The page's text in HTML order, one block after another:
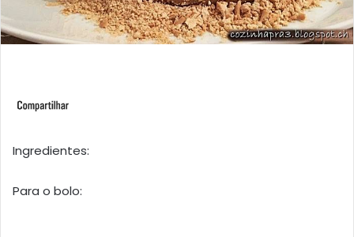
Ingredientes:
Para o bolo: